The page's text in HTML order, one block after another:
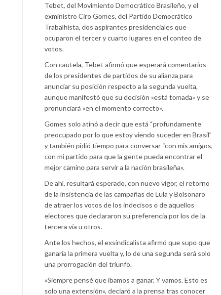
Tebet, del Movimiento Democrático Brasileño, y el
exministro Ciro Gomes, del Partido Democrático
Trabalhista, dos aspirantes presidenciales que
ocuparon el tercer y cuarto lugares en el conteo de
votos.
Con cautela, Tebet afirmó que esperará comentarios
de los presidentes de partidos de su alianza para
anunciar su posición respecto a la segunda vuelta,
aunque manifestó que su decisión «está tomada» y se
pronunciará «en el momento correcto».
Gomes solo atinó a decir que está “profundamente
preocupado por lo que estoy viendo suceder en Brasil”
y también pidió tiempo para conversar “con mis amigos,
con mi partido para que la gente pueda encontrar el
mejor camino para servir a la nación brasileña».
De ahí, resultará esperado, con nuevo vigor, el retorno
de la insistencia de las campañas de Lula y Bolsonaro
de atraer los votos de los indecisos o de aquellos
electores que declararon su preferencia por los de la
tercera vía u otros.
Ante los hechos, el exsindicalista afirmó que supo que
ganaría la primera vuelta y, lo de una segunda será solo
una prorrogación del triunfo.
«Siempre pensé que íbamos a ganar. Y vamos. Esto es
solo una extensión», declaró a la prensa tras conocer